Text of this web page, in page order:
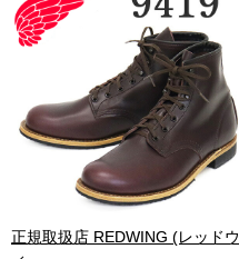
正規取扱店 REDWING (レッドウ